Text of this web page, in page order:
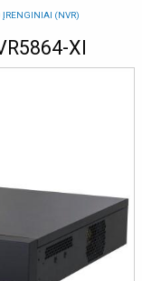
ĮRENGINIAI (NVR)
XI